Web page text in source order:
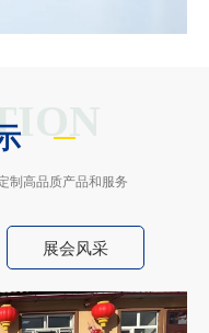
制高品质产品和服务
展会风采